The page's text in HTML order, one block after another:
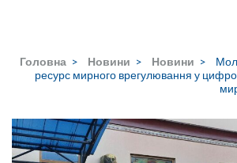
Головна > Новини > Новини >
ресурс мирного врегулювання у